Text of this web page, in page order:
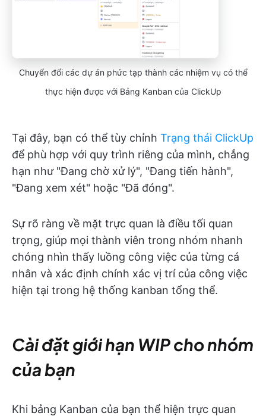
Chuyển đổi các dự án phức tạp thành các nhiệm vụ có thể
thực hiện được với Bảng Kanban của ClickUp
Tại đây, bạn có thể tùy chỉnh Trạng thái ClickUp
để phù hợp với quy trình riêng của mình, chẳng
hạn như "Đang chờ xử lý", "Đang tiến hành",
"Đang xem xét" hoặc "Đã đóng".
Sự rõ ràng về mặt trực quan là điều tối quan
trọng, giúp mọi thành viên trong nhóm nhanh
chóng nhìn thấy luồng công việc của từng cá
nhân và xác định chính xác vị trí của công việc
hiện tại trong hệ thống kanban tổng thể.
Cài đặt giới hạn WIP cho nhóm
của bạn
Khi bảng Kanban của bạn thể hiện trực quan